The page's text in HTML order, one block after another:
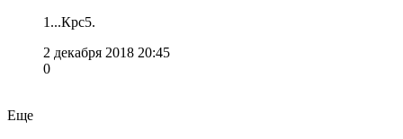
1...Крс5.
2 декабря 2018 20:45
0
Еще